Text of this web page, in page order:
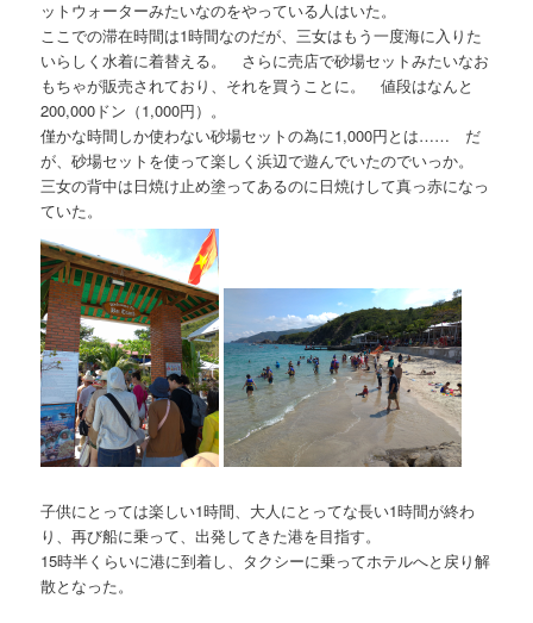
ットウォーターみたいなのをやっている人はいた。
ここでの滞在時間は1時間なのだが、三女はもう一度海に入りた
いらしく水着に着替える。 さらに売店で砂場セットみたいなお
もちゃが販売されており、それを買うことに。 値段はなんと
200,000ドン（1,000円）。
僅かな時間しか使わない砂場セットの為に1,000円とは…… だ
が、砂場セットを使って楽しく浜辺で遊んでいたのでいっか。
三女の背中は日焼け止め塗ってあるのに日焼けして真っ赤になっ
ていた。
子供にとっては楽しい1時間、大人にとってな長い1時間が終わ
り、再び船に乗って、出発してきた港を目指す。
15時半くらいに港に到着し、タクシーに乗ってホテルへと戻り解
散となった。